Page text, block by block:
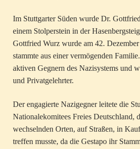
Im Stuttgarter Süden wurde Dr.
einem Stolperstein in der
Gottfried Wurz wurde am 42.
stammte aus einer vermögenden
aktiven Gegnern des Nazisystems und
und Privatgelehrter.
Der engagierte Nazigegner leitete die
Nationalekomitees Freies Deutschland,
wechselnden Orten, auf Straßen, in
treffen musste, da die Gestapo ihr